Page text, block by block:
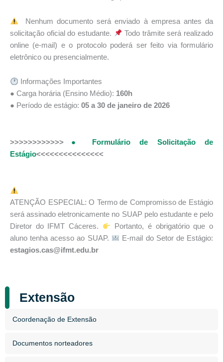
️ Nenhum documento será enviado à empresa antes da
solicitação oficial do estudante.
Todo trâmite será realizado
online (e-mail) e o protocolo poderá ser feito via formulário
eletrônico ou presencialmente.
Informações Importantes
● Carga horária (Ensino Médio): 160h
● Período de estágio: 05 a 30 de janeiro de 2026
>>>>>>>>>>>> ● Formulário de Solicitação de
Estágio<<<<<<<<<<<<<<<
ATENÇÃO ESPECIAL: O Termo de Compromisso de Estágio
será assinado eletronicamente no SUAP pelo estudante e pelo
Diretor do IFMT Cáceres.
Portanto, é obrigatório que o
aluno tenha acesso ao SUAP.
E-mail do Setor de Estágio:
estagios.cas@ifmt.edu.br
Extensão
Coordenação de Extensão
Documentos norteadores